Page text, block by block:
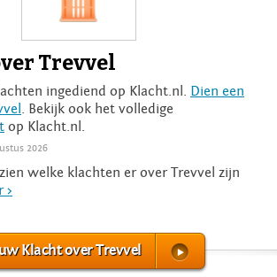
Trevvel
ingediend op Klacht.nl. Dien een
. Bekijk ook het volledige
op Klacht.nl.
2026
welke klachten er over Trevvel zijn
>
Klacht over Trevvel